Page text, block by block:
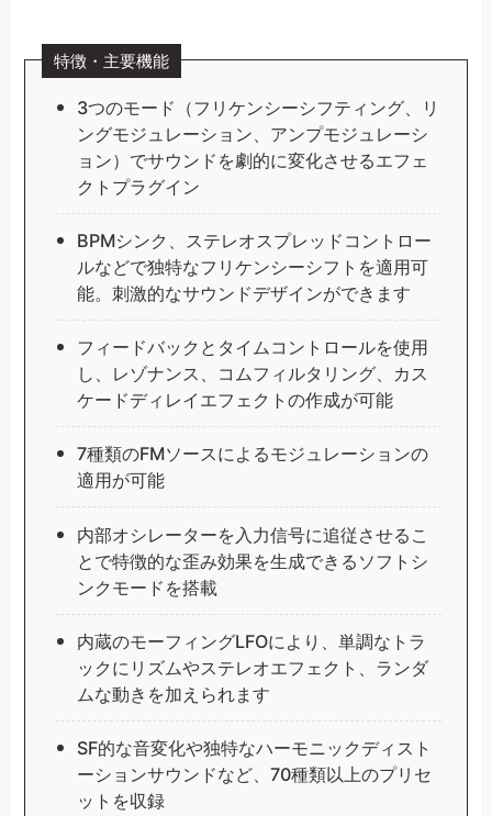
特徴・主要機能
3つのモード（フリケンシーシフティング、リ
ングモジュレーション、アンプモジュレーシ
ョン）でサウンドを劇的に変化させるエフェ
クトプラグイン
BPMシンク、ステレオスプレッドコントロー
ルなどで独特なフリケンシーシフトを適用可
能。刺激的なサウンドデザインができます
フィードバックとタイムコントロールを使用
し、レゾナンス、コムフィルタリング、カス
ケードディレイエフェクトの作成が可能
7種類のFMソースによるモジュレーションの
適用が可能
内部オシレーターを入力信号に追従させるこ
とで特徴的な歪み効果を生成できるソフトシ
ンクモードを搭載
内蔵のモーフィングLFOにより、単調なトラ
ックにリズムやステレオエフェクト、ランダ
ムな動きを加えられます
SF的な音変化や独特なハーモニックディスト
ーションサウンドなど、70種類以上のプリセ
ットを収録